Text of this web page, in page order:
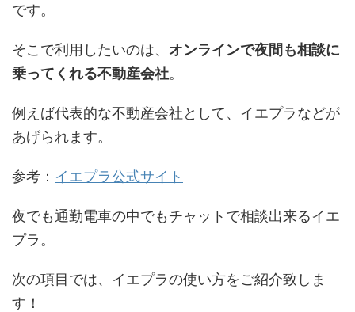
です。
そこで利用したいのは、 オンラインで夜間も相談に
乗ってくれる不動産会社。
例えば代表的な不動産会社として、イエプラなどが
あげられます。
参考： イエプラ公式サイト
夜でも通勤電車の中でもチャットで相談出来るイエ
プラ。
次の項目では、イエプラの使い方をご紹介致しま
す！